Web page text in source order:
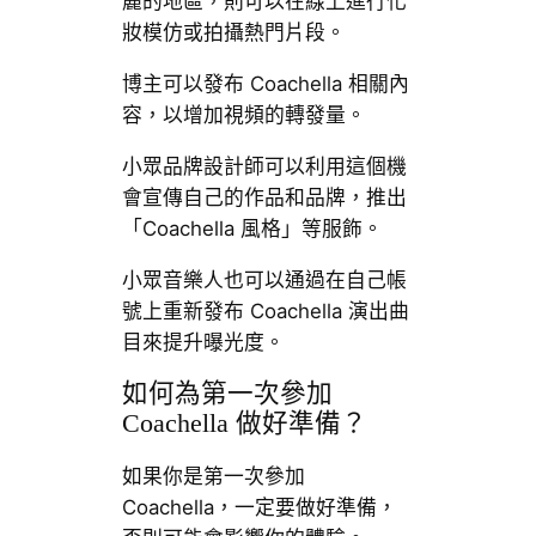
妝模仿或拍攝熱門片段。
博主可以發布 Coachella 相關內
容，以增加視頻的轉發量。
小眾品牌設計師可以利用這個機
會宣傳自己的作品和品牌，推出
「Coachella 風格」等服飾。
小眾音樂人也可以通過在自己帳
號上重新發布 Coachella 演出曲
目來提升曝光度。
如何為第一次參加
Coachella 做好準備？
如果你是第一次參加
Coachella，一定要做好準備，